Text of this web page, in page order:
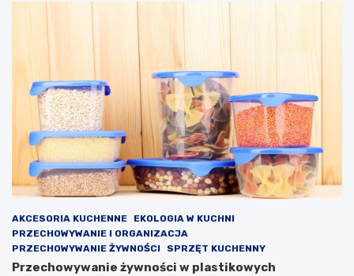
AKCESORIA KUCHENNE
EKOLOGIA W KUCHNI
PRZECHOWYWANIE I ORGANIZACJA
PRZECHOWYWANIE ŻYWNOŚCI
SPRZĘT KUCHENNY
Przechowywanie żywności w plastikowych